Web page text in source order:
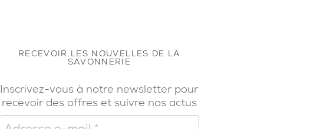
RECEVOIR LES NOUVELLES DE LA
SAVONNERIE
Inscrivez-vous à notre newsletter pour
recevoir des offres et suivre nos actus